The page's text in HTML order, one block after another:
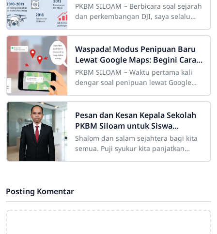
PKBM SILOAM ~ Berbicara soal sejarah
dan perkembangan DJI, saya selalu
melihat teman saya menerbangkan
sebuah drone
Waspada! Modus Penipuan Baru
Lewat Google Maps: Begini Cara
Mereka Menjebak Korban
PKBM SILOAM ~ Waktu pertama kali
dengar soal penipuan lewat Google
Emang bisa ya?” Tapi ternyata, bukan
cuma
Pesan dan Kesan Kepala Sekolah
PKBM Siloam untuk Siswa
Lulusan Paket A, Paket B serta
Paket C Tahun Pelajaran 2025-
Shalom dan salam sejahtera bagi kita
semua. Puji syukur kita panjatkan
Posting Komentar